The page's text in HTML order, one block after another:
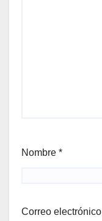
Nombre *
Correo electrónico